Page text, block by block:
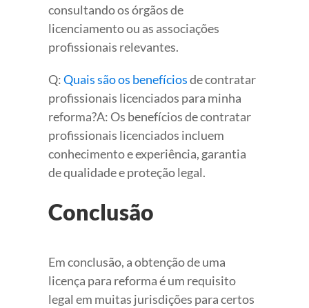
consultando os órgãos de
licenciamento ou as associações
profissionais relevantes.
Q:Quais são os benefíciosde contratar
profissionais licenciados para minha
reforma?A: Os benefícios de contratar
profissionais licenciados incluem
conhecimento e experiência, garantia
de qualidade e proteção legal.
Conclusão
Em conclusão, a obtenção de uma
licença para reforma é um requisito
legal em muitas jurisdições para certos